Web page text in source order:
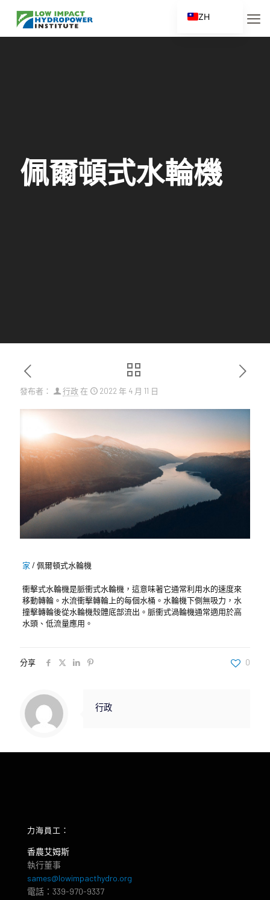
佩爾頓式水輪機
發布者： 行政在 2022 年 4 月 11 日
家 /佩爾頓式水輪機
衝擊式水輪機是脈衝式水輪機，這意味著它通常利用水的速度來
移動轉輪。水流衝擊轉輪上的每個水桶。水輪機下側無吸力，水
撞擊轉輪後從水輪機殼體底部流出。脈衝式渦輪機通常適用於高
水頭、低流量應用。
分享 0
行政
力海員工：
香農艾姆斯
執行董事
sames@lowimpacthydro.org
電話：339-970-9337
ZH
EN